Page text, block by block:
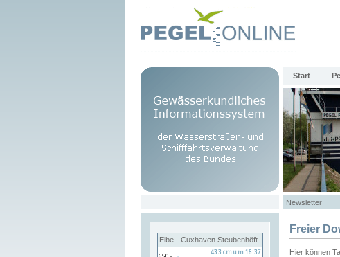
Start
Newsletter
Elbe - Cuxhaven Steubenhöft
Freier
Hier können